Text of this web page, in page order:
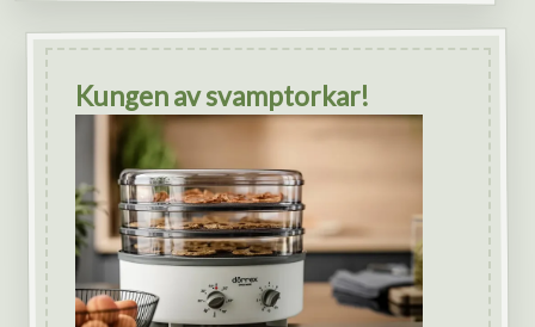
Kungen av svamptorkar!